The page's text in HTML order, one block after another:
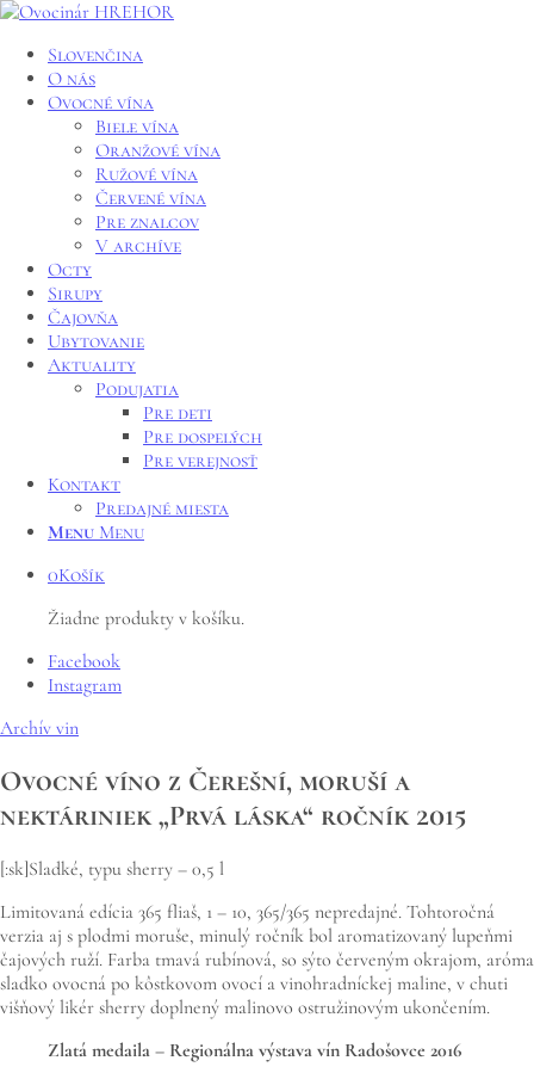
Slovenčina
O nás
Ovocné vína
Biele vína
Oranžové vína
Ružové vína
Červené vína
Pre znalcov
V archíve
Octy
Sirupy
Čajovňa
Ubytovanie
Aktuality
Podujatia
Pre deti
Pre dospelých
Pre verejnosť
Kontakt
Predajné miesta
Menu Menu
0Košík
Žiadne produkty v košíku.
Facebook
Instagram
Archív vin
Ovocné víno z Čerešní, moruší a
nektáriniek „Prvá láska“ ročník 2015
[:sk]Sladké, typu sherry – 0,5 l
Limitovaná edícia 365 fliaš, 1 – 10, 365/365 nepredajné. Tohtoročná
verzia aj s plodmi moruše, minulý ročník bol aromatizovaný lupeňmi
čajových ruží. Farba tmavá rubínová, so sýto červeným okrajom, aróma
sladko ovocná po kôstkovom ovocí a vinohradníckej maline, v chuti
višňový likér sherry doplnený malinovo ostružinovým ukončením.
Zlatá medaila – Regionálna výstava vín Radošovce 2016